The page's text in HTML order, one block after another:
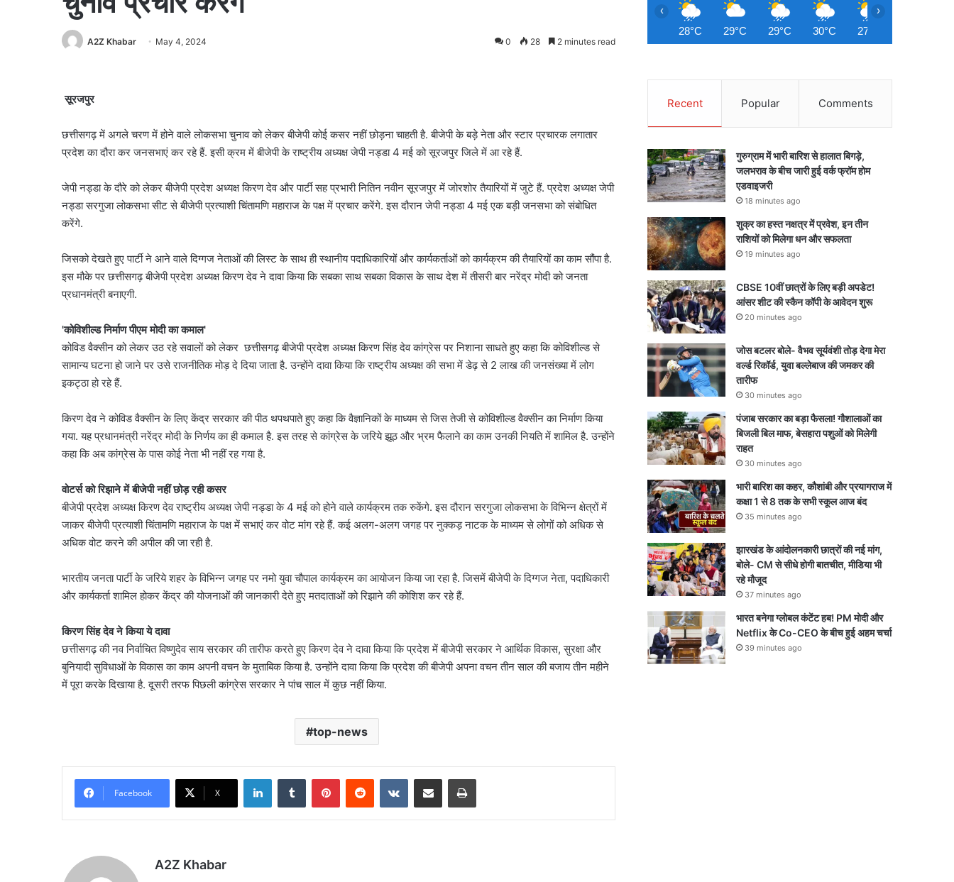
A2Z Khabar May 4, 2024 0 28 2 minutes read
सूरजपुर
छत्तीसगढ़ में अगले चरण में होने वाले लोकसभा चुनाव को लेकर बीजेपी कोई कसर नहीं छोड़ना चाहती है. बीजेपी के बड़े नेता और स्टार प्रचारक लगातार
प्रदेश का दौरा कर जनसभाएं कर रहे हैं. इसी क्रम में बीजेपी के राष्ट्रीय अध्यक्ष जेपी नड्डा 4 मई को सूरजपुर जिले में आ रहे हैं.
जेपी नड्डा के दौरे को लेकर बीजेपी प्रदेश अध्यक्ष किरण देव और पार्टी सह प्रभारी नितिन नवीन सूरजपुर में जोरशोर तैयारियों में जुटे हैं. प्रदेश अध्यक्ष जेपी
नड्डा सरगुजा लोकसभा सीट से बीजेपी प्रत्याशी चिंतामणि महाराज के पक्ष में प्रचार करेंगे. इस दौरान जेपी नड्डा 4 मई एक बड़ी जनसभा को संबोधित
करेंगे.
जिसको देखते हुए पार्टी ने आने वाले दिग्गज नेताओं की लिस्ट के साथ ही स्थानीय पदाधिकारियों और कार्यकर्ताओं को कार्यक्रम की तैयारियों का काम सौंपा है.
इस मौके पर छत्तीसगढ़ बीजेपी प्रदेश अध्यक्ष किरण देव ने दावा किया कि सबका साथ सबका विकास के साथ देश में तीसरी बार नरेंद्र मोदी को जनता
प्रधानमंत्री बनाएगी.
'कोविशील्ड निर्माण पीएम मोदी का कमाल'
कोविड वैक्सीन को लेकर उठ रहे सवालों को लेकर छत्तीसगढ़ बीजेपी प्रदेश अध्यक्ष किरण सिंह देव कांग्रेस पर निशाना साधते हुए कहा कि कोविशील्ड से
सामान्य घटना हो जाने पर उसे राजनीतिक मोड़ दे दिया जाता है. उन्होंने दावा किया कि राष्ट्रीय अध्यक्ष की सभा में डेढ़ से 2 लाख की जनसंख्या में लोग
इकट्ठा हो रहे हैं.
किरण देव ने कोविड वैक्सीन के लिए केंद्र सरकार की पीठ थपथपाते हुए कहा कि वैज्ञानिकों के माध्यम से जिस तेजी से कोविशील्ड वैक्सीन का निर्माण किया
गया. यह प्रधानमंत्री नरेंद्र मोदी के निर्णय का ही कमाल है. इस तरह से कांग्रेस के जरिये झूठ और भ्रम फैलाने का काम उनकी नियति में शामिल है. उन्होंने
कहा कि अब कांग्रेस के पास कोई नेता भी नहीं रह गया है.
वोटर्स को रिझाने में बीजेपी नहीं छोड़ रही कसर
बीजेपी प्रदेश अध्यक्ष किरण देव राष्ट्रीय अध्यक्ष जेपी नड्डा के 4 मई को होने वाले कार्यक्रम तक रुकेंगे. इस दौरान सरगुजा लोकसभा के विभिन्न क्षेत्रों में
जाकर बीजेपी प्रत्याशी चिंतामणि महाराज के पक्ष में सभाएं कर वोट मांग रहे हैं. कई अलग-अलग जगह पर नुक्कड़ नाटक के माध्यम से लोगों को अधिक से
अधिक वोट करने की अपील की जा रही है.
भारतीय जनता पार्टी के जरिये शहर के विभिन्न जगह पर नमो युवा चौपाल कार्यक्रम का आयोजन किया जा रहा है. जिसमें बीजेपी के दिग्गज नेता, पदाधिकारी
और कार्यकर्ता शामिल होकर केंद्र की योजनाओं की जानकारी देते हुए मतदाताओं को रिझाने की कोशिश कर रहे हैं.
किरण सिंह देव ने किया ये दावा
छत्तीसगढ़ की नव निर्वाचित विष्णुदेव साय सरकार की तारीफ करते हुए किरण देव ने दावा किया कि प्रदेश में बीजेपी सरकार ने आर्थिक विकास, सुरक्षा और
बुनियादी सुविधाओं के विकास का काम अपनी वचन के मुताबिक किया है. उन्होंने दावा किया कि प्रदेश की बीजेपी अपना वचन तीन साल की बजाय तीन महीने
में पूरा करके दिखाया है. दूसरी तरफ पिछली कांग्रेस सरकार ने पांच साल में कुछ नहीं किया.
top-news
Facebook X
LinkedInTumblr PinterestReddit VKontakteShare via Email Print
A2Z Khabar
28°C 29°C 29°C 30°C 27°C
‹ ›
Recent Popular Comments
गुरुग्राम में भारी बारिश से हालात बिगड़े,
जलभराव के बीच जारी हुई वर्क फ्रॉम होम
एडवाइजरी
18 minutes ago
शुक्र का हस्त नक्षत्र में प्रवेश, इन तीन
राशियों को मिलेगा धन और सफलता
19 minutes ago
CBSE 10वीं छात्रों के लिए बड़ी अपडेट!
आंसर शीट की स्कैन कॉपी के आवेदन शुरू
20 minutes ago
जोस बटलर बोले- वैभव सूर्यवंशी तोड़ देगा मेरा
वर्ल्ड रिकॉर्ड, युवा बल्लेबाज की जमकर की
तारीफ
30 minutes ago
पंजाब सरकार का बड़ा फैसला! गौशालाओं का
बिजली बिल माफ, बेसहारा पशुओं को मिलेगी
राहत
30 minutes ago
भारी बारिश का कहर, कौशांबी और प्रयागराज में
कक्षा 1 से 8 तक के सभी स्कूल आज बंद
35 minutes ago
झारखंड के आंदोलनकारी छात्रों की नई मांग,
बोले- CM से सीधे होगी बातचीत, मीडिया भी
रहे मौजूद
37 minutes ago
भारत बनेगा ग्लोबल कंटेंट हब! PM मोदी और
Netflix के Co-CEO के बीच हुई अहम चर्चा
39 minutes ago